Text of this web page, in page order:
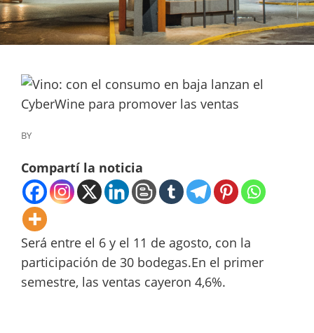
BY
Compartí la noticia
Será entre el 6 y el 11 de agosto, con la
participación de 30 bodegas.En el primer
semestre, las ventas cayeron 4,6%.